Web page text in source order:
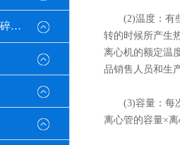
匀浆机，粉碎机 ，捣碎机，
(2)温度：有些
转的时候所产生
离心机的额定温
品销售人员和生
(3)容量：每次
离心管的容量×